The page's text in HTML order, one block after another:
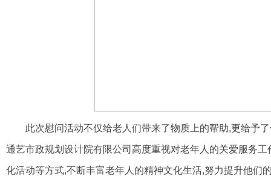
此次慰问活动不仅给老人们带来了物质上的帮助,更给予
通艺市政规划设计院有限公司高度重视对老年人的关爱服务
化活动等方式,不断丰富老年人的精神文化生活,努力提升他们